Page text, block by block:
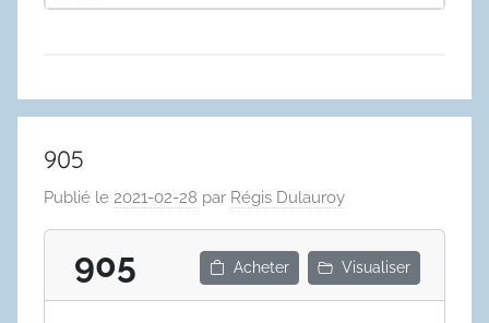
905
Publié le 2021-02-28 par Régis Dulauroy
905 Acheter Visualiser